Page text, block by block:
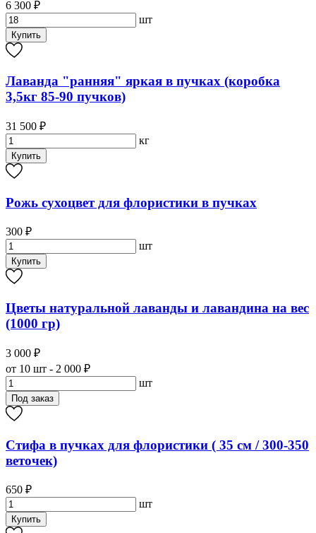
6 300 ₽
шт
Купить
Лаванда "ранняя" яркая в пучках (коробка
3,5кг 85-90 пучков)
31 500 ₽
кг
Купить
Рожь сухоцвет для флористики в пучках
300 ₽
шт
Купить
Цветы натуральной лаванды и лавандина на вес
(1000 гр)
3 000 ₽
от 10 шт - 2 000 ₽
шт
Под заказ
Стифа в пучках для флористики ( 35 см / 300-350
веточек)
650 ₽
шт
Купить